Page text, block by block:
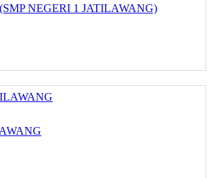
NEGERI 1 JATILAWANG)